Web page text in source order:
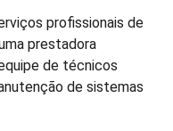
profissionais de
prestadora
de técnicos
de sistemas